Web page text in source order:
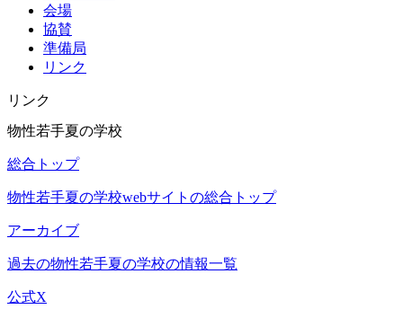
会場
協賛
準備局
リンク
リンク
物性若手夏の学校
総合トップ
物性若手夏の学校webサイトの総合トップ
アーカイブ
過去の物性若手夏の学校の情報一覧
公式X